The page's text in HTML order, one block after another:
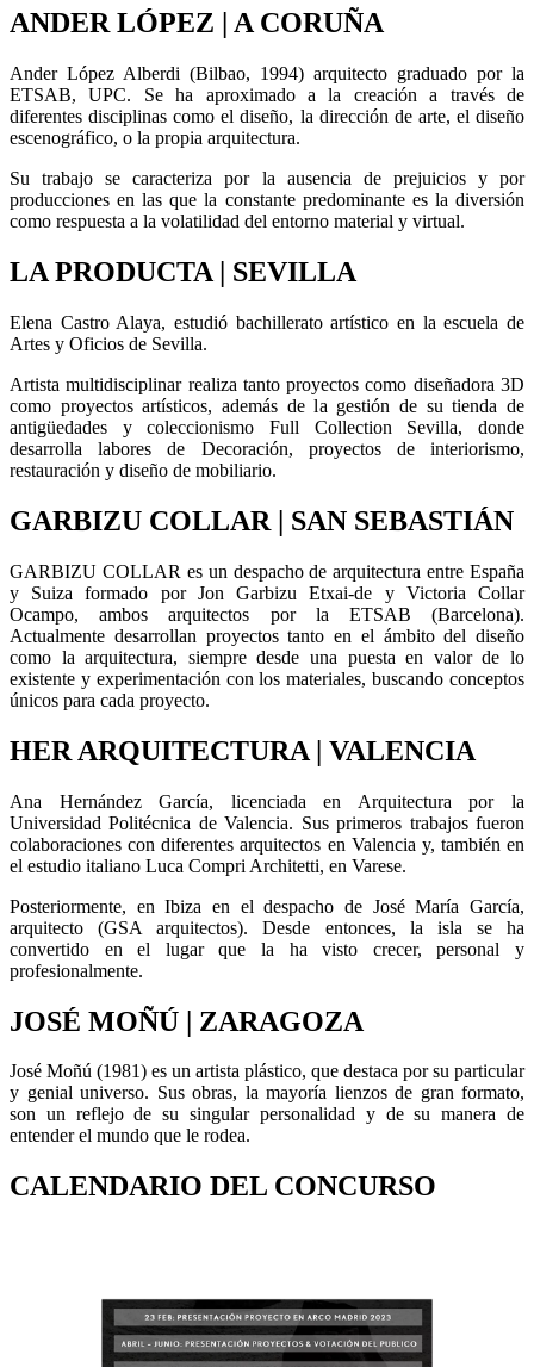
ANDER LÓPEZ | A CORUÑA
Ander López Alberdi (Bilbao, 1994) arquitecto graduado por la
ETSAB, UPC. Se ha aproximado a la creación a través de
diferentes disciplinas como el diseño, la dirección de arte, el diseño
escenográfico, o la propia arquitectura.
Su trabajo se caracteriza por la ausencia de prejuicios y por
producciones en las que la constante predominante es la diversión
como respuesta a la volatilidad del entorno material y virtual.
LA PRODUCTA | SEVILLA
Elena Castro Alaya, estudió bachillerato artístico en la escuela de
Artes y Oficios de Sevilla.
Artista multidisciplinar realiza tanto proyectos como diseñadora 3D
como proyectos artísticos, además de la gestión de su tienda de
antigüedades y coleccionismo Full Collection Sevilla, donde
desarrolla labores de Decoración, proyectos de interiorismo,
restauración y diseño de mobiliario.
GARBIZU COLLAR | SAN SEBASTIÁN
GARBIZU COLLAR es un despacho de arquitectura entre España
y Suiza formado por Jon Garbizu Etxai-de y Victoria Collar
Ocampo, ambos arquitectos por la ETSAB (Barcelona).
Actualmente desarrollan proyectos tanto en el ámbito del diseño
como la arquitectura, siempre desde una puesta en valor de lo
existente y experimentación con los materiales, buscando conceptos
únicos para cada proyecto.
HER ARQUITECTURA | VALENCIA
Ana Hernández García, licenciada en Arquitectura por la
Universidad Politécnica de Valencia. Sus primeros trabajos fueron
colaboraciones con diferentes arquitectos en Valencia y, también en
el estudio italiano Luca Compri Architetti, en Varese.
Posteriormente, en Ibiza en el despacho de José María García,
arquitecto (GSA arquitectos). Desde entonces, la isla se ha
convertido en el lugar que la ha visto crecer, personal y
profesionalmente.
JOSÉ MOÑÚ | ZARAGOZA
José Moñú (1981) es un artista plástico, que destaca por su particular
y genial universo. Sus obras, la mayoría lienzos de gran formato,
son un reflejo de su singular personalidad y de su manera de
entender el mundo que le rodea.
CALENDARIO DEL CONCURSO